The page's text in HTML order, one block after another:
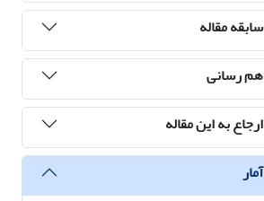
سابقه مقاله
هم رسانی
ارجاع به این مقاله
آمار